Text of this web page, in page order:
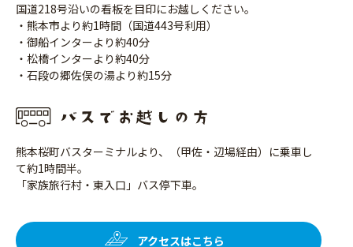
国道218号沿いの看板を目印にお越しください。
・熊本市より約1時間（国道443号利用）
・御船インターより約40分
・松橋インターより約40分
・石段の郷佐俣の湯より約15分
熊本桜町バスターミナルより、（甲佐・辺場経由）に乗車し
て約1時間半。
「家族旅行村・東入口」バス停下車。
アクセスはこちら